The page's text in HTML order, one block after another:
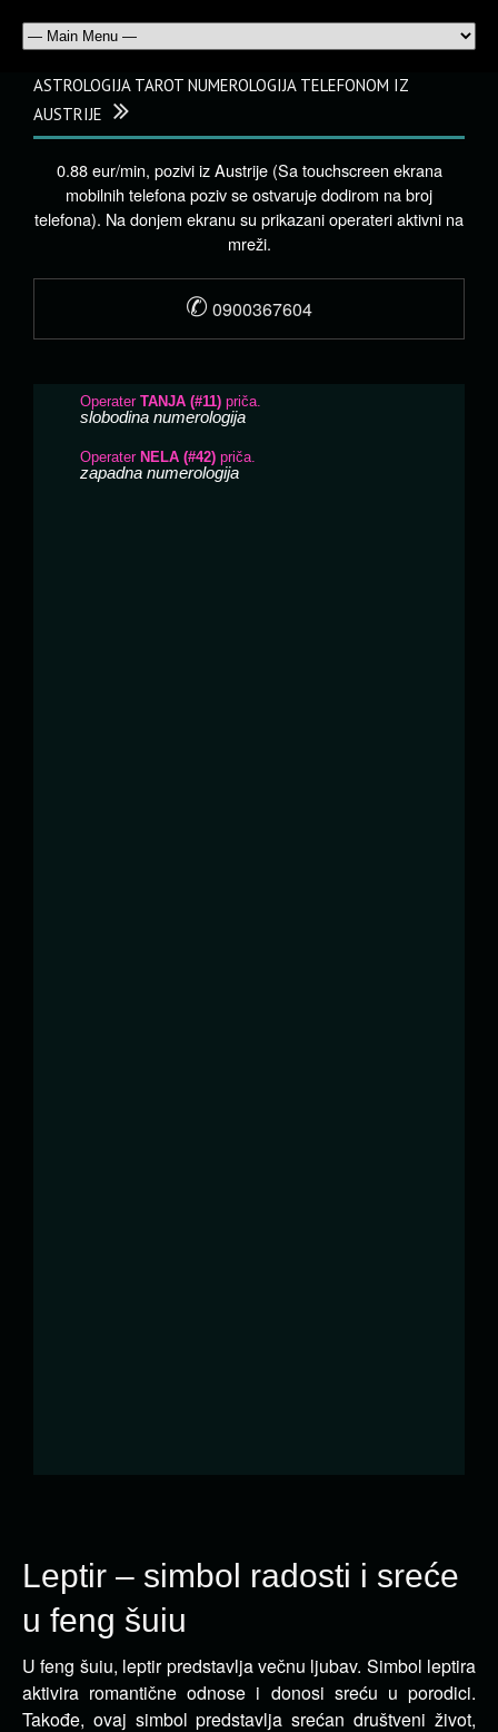
Leptir – simbol radosti i sreće
u feng šuiu
U feng šuiu, leptir predstavlja večnu ljubav. Simbol leptira
aktivira romantične odnose i donosi sreću u porodici.
Takođe, ovaj simbol predstavlja srećan društveni život,
ASTROLOGIJA TAROT NUMEROLOGIJA TELEFONOM IZ
AUSTRIJE
0.88 eur/min, pozivi iz Austrije (Sa touchscreen ekrana
mobilnih telefona poziv se ostvaruje dodirom na broj
telefona). Na donjem ekranu su prikazani operateri aktivni na
mreži.
✆ 0900367604